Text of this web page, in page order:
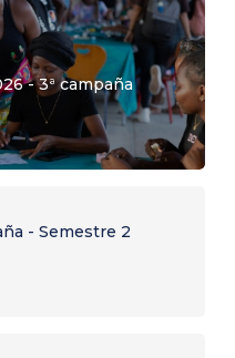
- 3ª campaña
- Semestre 2